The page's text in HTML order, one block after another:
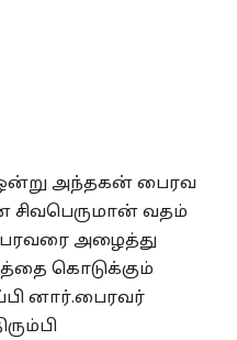
அந்தகன் பைரவ
சிவபெருமான் வதம்
அழைத்து
கொடுக்கும்
னார்.பைரவர்